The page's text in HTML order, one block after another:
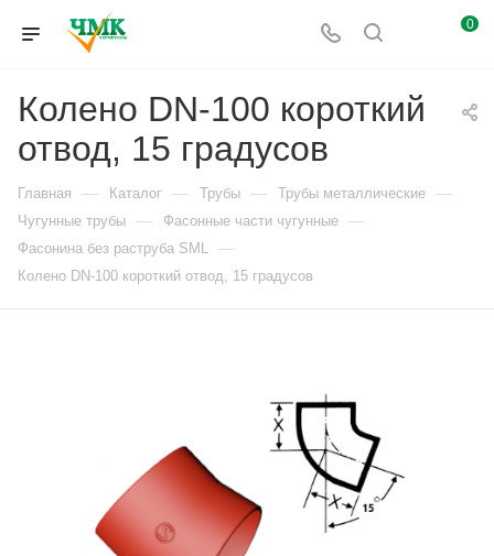
0
Колено DN-100 короткий
отвод, 15 градусов
Главная — Каталог — Трубы — Трубы металлические —
Чугунные трубы — Фасонные части чугунные —
Фасонина без раструба SML —
Колено DN-100 короткий отвод, 15 градусов